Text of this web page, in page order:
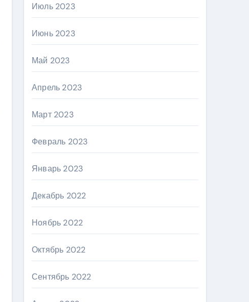
Июль 2023
Июнь 2023
Май 2023
Апрель 2023
Март 2023
Февраль 2023
Январь 2023
Декабрь 2022
Ноябрь 2022
Октябрь 2022
Сентябрь 2022